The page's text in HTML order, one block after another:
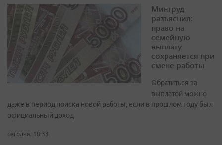
Минтруд
разъяснил:
право на
семейную
выплату
сохраняется при
смене работы
Обратиться за
выплатой можно
даже в период поиска новой работы, если в прошлом году был
официальный доход
сегодня, 18:33